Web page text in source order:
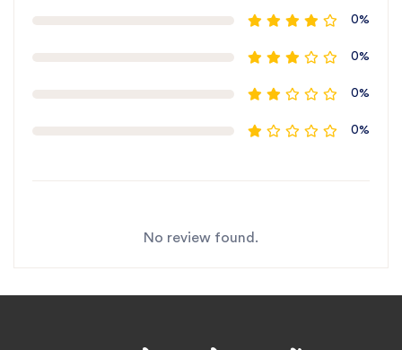
0%
0%
0%
0%
No review found.